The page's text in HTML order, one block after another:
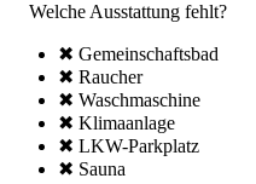
Welche Ausstattung fehlt?
✖ Gemeinschafts­bad
✖ Raucher
✖ Wasch­maschine
✖ Klima­anlage
✖ LKW-Parkplatz
✖ Sauna